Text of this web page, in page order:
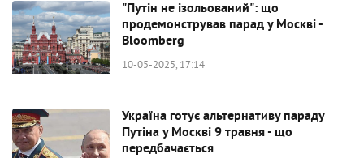
"Путін не ізольований": що
продемонстрував парад у Москві -
Bloomberg
10-05-2025, 17:14
Україна готує альтернативу параду
Путіна у Москві 9 травня - що
передбачається